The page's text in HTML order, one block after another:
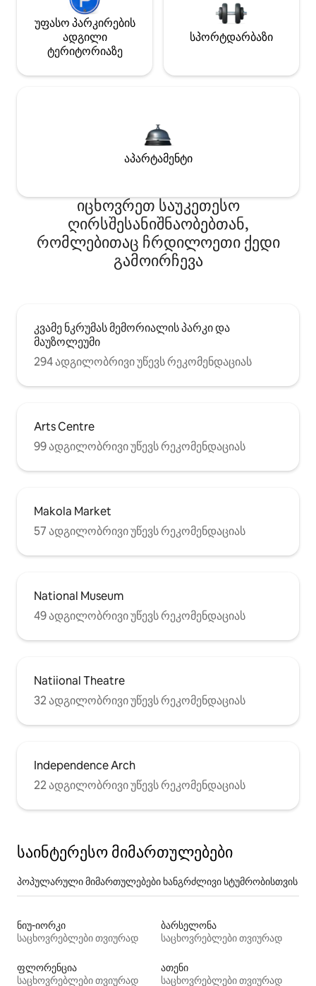
უფასო პარკირების
ადგილი
ტერიტორიაზე
სპორტდარბაზი
აპარტამენტი
იცხოვრეთ საუკეთესო
ღირსშესანიშნაობებთან,
რომლებითაც ჩრდილოეთი ქედი
გამოირჩევა
კვამე ნკრუმას მემორიალის პარკი და
მაუზოლეუმი
294 ადგილობრივი უწევს რეკომენდაციას
Arts Centre
99 ადგილობრივი უწევს რეკომენდაციას
Makola Market
57 ადგილობრივი უწევს რეკომენდაციას
National Museum
49 ადგილობრივი უწევს რეკომენდაციას
Natiional Theatre
32 ადგილობრივი უწევს რეკომენდაციას
Independence Arch
22 ადგილობრივი უწევს რეკომენდაციას
საინტერესო მიმართულებები
პოპულარული მიმართულებები ხანგრძლივი სტუმრობისთვის
ნიუ-იორკი
საცხოვრებლები თვიურად
ბარსელონა
საცხოვრებლები თვიურად
ფლორენცია
საცხოვრებლები თვიურად
ათენი
საცხოვრებლები თვიურად